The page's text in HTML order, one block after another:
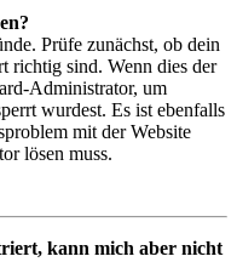
Prüfe zunächst, ob dein
richtig sind. Wenn dies der
Administrator, um
wurdest. Es ist ebenfalls
mit der Website
lösen muss.
kann mich aber nicht